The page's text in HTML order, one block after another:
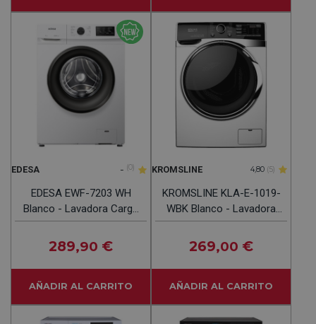
EDESA - (0)
EDESA EWF-7203 WH
Blanco - Lavadora Carga
Frontal 7KG 1200RPM
289,90 €
AÑADIR AL CARRITO
KROMSLINE 4,80 (5)
KROMSLINE KLA-E-1019-
WBK Blanco - Lavadora
Carga Frontal 10KG
1400RPM
269,00 €
AÑADIR AL CARRITO